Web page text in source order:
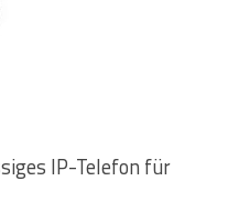
IP-Telefon für